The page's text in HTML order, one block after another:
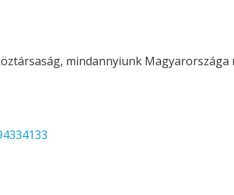
mindannyiunk Magyarországa